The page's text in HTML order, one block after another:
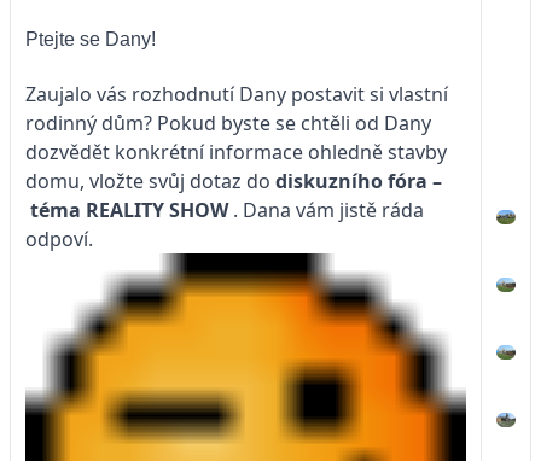
Ptejte se Dany!
Zaujalo vás rozhodnutí Dany postavit si vlastní
rodinný dům? Pokud byste se chtěli od Dany
dozvědět konkrétní informace ohledně stavby
domu, vložte svůj dotaz do diskuzního fóra –
téma REALITY SHOW. Dana vám jistě ráda
odpoví.